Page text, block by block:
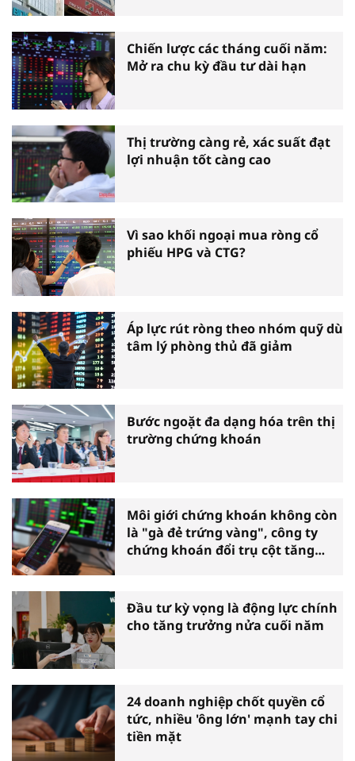
Chiến lược các tháng cuối năm:
Mở ra chu kỳ đầu tư dài hạn
Thị trường càng rẻ, xác suất đạt
lợi nhuận tốt càng cao
Vì sao khối ngoại mua ròng cổ
phiếu HPG và CTG?
Áp lực rút ròng theo nhóm quỹ dù
tâm lý phòng thủ đã giảm
Bước ngoặt đa dạng hóa trên thị
trường chứng khoán
Môi giới chứng khoán không còn
là "gà đẻ trứng vàng", công ty
chứng khoán đổi trụ cột tăng
Đầu tư kỳ vọng là động lực chính
cho tăng trưởng nửa cuối năm
24 doanh nghiệp chốt quyền cổ
tức, nhiều 'ông lớn' mạnh tay chi
tiền mặt